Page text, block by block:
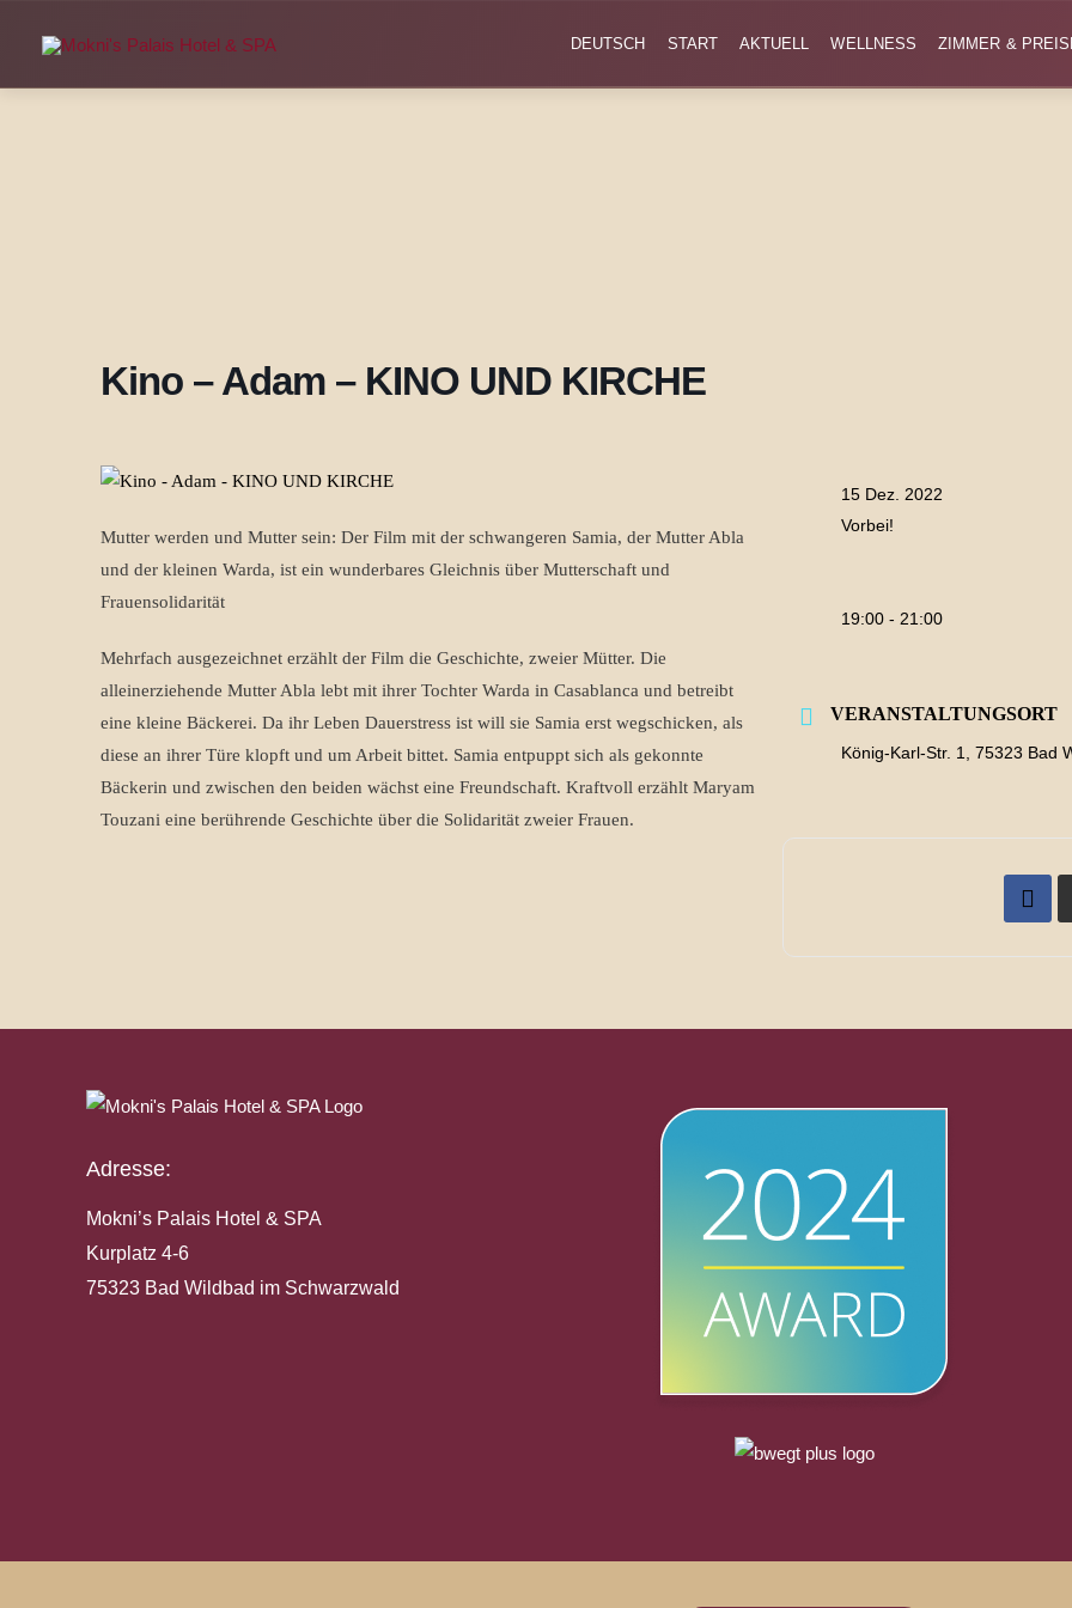
DEUTSCH START AKTUELL WELLNESS ZIMMER &
Kino – Adam – KINO UND KIRCHE
Mutter werden und Mutter sein: Der Film mit der schwangeren Samia, der Mutter Abla
und der kleinen Warda, ist ein wunderbares Gleichnis über Mutterschaft und
Frauensolidarität
Mehrfach ausgezeichnet erzählt der Film die Geschichte, zweier Mütter. Die
alleinerziehende Mutter Abla lebt mit ihrer Tochter Warda in Casablanca und betreibt
eine kleine Bäckerei. Da ihr Leben Dauerstress ist will sie Samia erst wegschicken, als
diese an ihrer Türe klopft und um Arbeit bittet. Samia entpuppt sich als gekonnte
Bäckerin und zwischen den beiden wächst eine Freundschaft. Kraftvoll erzählt Maryam
Touzani eine berührende Geschichte über die Solidarität zweier Frauen.
15 Dez. 2022
Vorbei!
19:00 - 21:00
VERANSTALTUNGSORT
König-Karl-Str. 1, 75323 Bad
Adresse:
Mokni’s Palais Hotel & SPA
Kurplatz 4-6
75323 Bad Wildbad im Schwarzwald